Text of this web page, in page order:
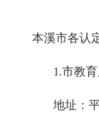
本溪市各认
1.市教
地址：